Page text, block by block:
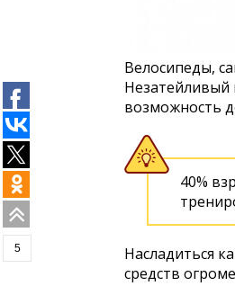
Велосипеды,
Незатейливый
возможность
40%
Насладиться
средств
5